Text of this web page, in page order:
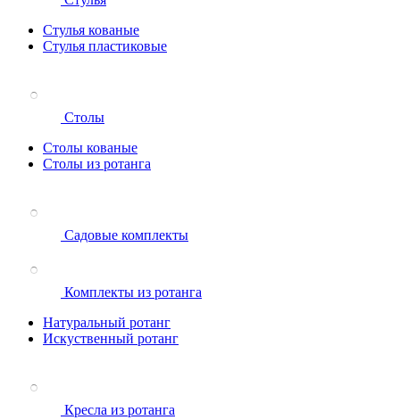
Стулья кованые
Стулья пластиковые
Столы
Столы кованые
Столы из ротанга
Садовые комплекты
Комплекты из ротанга
Натуральный ротанг
Искуственный ротанг
Кресла из ротанга